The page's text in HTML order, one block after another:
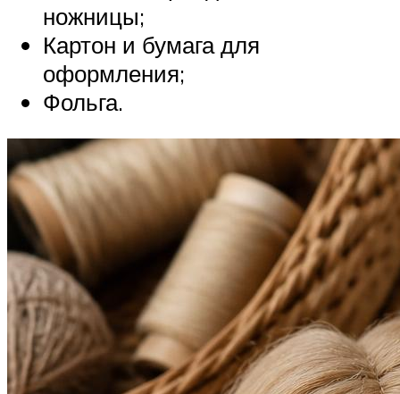
ножницы;
Картон и бумага для
оформления;
Фольга.